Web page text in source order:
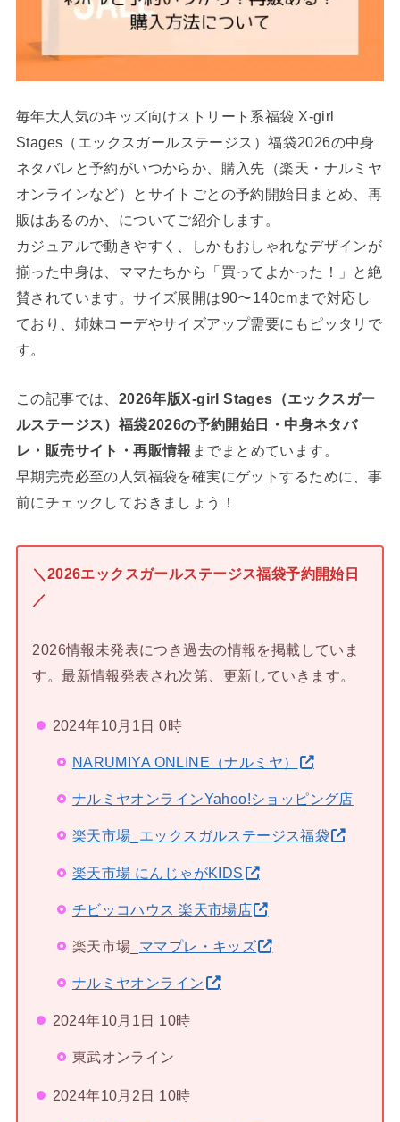
毎年大人気のキッズ向けストリート系福袋 X-girl
Stages（エックスガールステージス）福袋2026の中身
ネタバレと予約がいつからか、購入先（楽天・ナルミヤ
オンラインなど）とサイトごとの予約開始日まとめ、再
販はあるのか、についてご紹介します。
カジュアルで動きやすく、しかもおしゃれなデザインが
揃った中身は、ママたちから「買ってよかった！」と絶
賛されています。サイズ展開は90〜140cmまで対応し
ており、姉妹コーデやサイズアップ需要にもピッタリで
す。
この記事では、 2026年版X-girl Stages（エックスガー
ルステージス）福袋2026の予約開始日・中身ネタバ
レ・販売サイト・再販情報 までまとめています。
早期完売必至の人気福袋を確実にゲットするために、事
前にチェックしておきましょう！
＼2026エックスガールステージス福袋予約開始日
／
2026情報未発表につき過去の情報を掲載していま
す。最新情報発表され次第、更新していきます。
2024年10月1日 0時
NARUMIYA ONLINE（ナルミヤ）
ナルミヤオンラインYahoo!ショッピング店
楽天市場_エックスガルステージス福袋
楽天市場 にんじゃがKIDS
チビッコハウス 楽天市場店
楽天市場_ ママプレ・キッズ
ナルミヤオンライン
2024年10月1日 10時
東武オンライン
2024年10月2日 10時